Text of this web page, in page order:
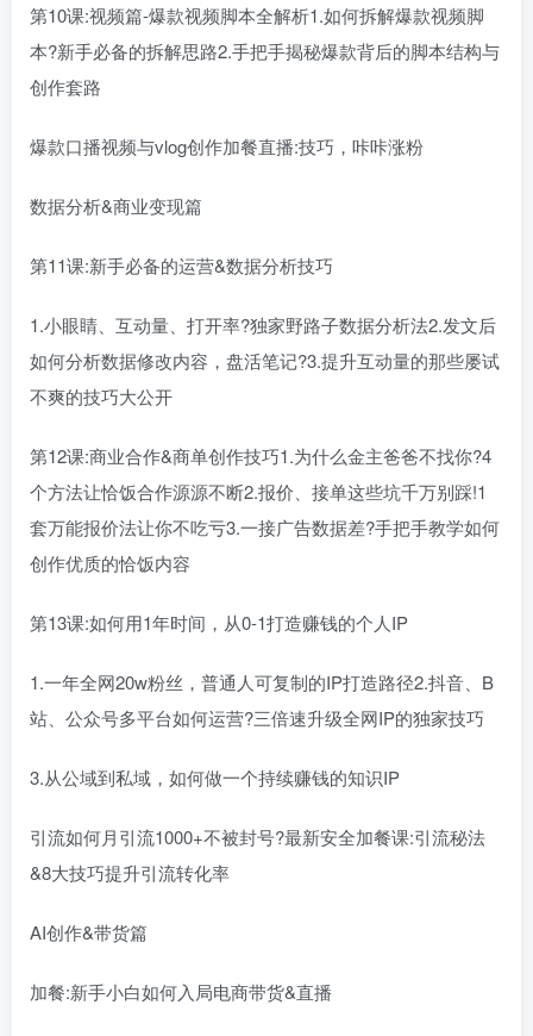
第10课:视频篇-爆款视频脚本全解析1.如何拆解爆款视频脚
本?新手必备的拆解思路2.手把手揭秘爆款背后的脚本结构与
创作套路
爆款口播视频与vlog创作加餐直播:技巧，咔咔涨粉
数据分析&商业变现篇
第11课:新手必备的运营&数据分析技巧
1.小眼睛、互动量、打开率?独家野路子数据分析法2.发文后
如何分析数据修改内容，盘活笔记?3.提升互动量的那些屡试
不爽的技巧大公开
第12课:商业合作&商单创作技巧1.为什么金主爸爸不找你?4
个方法让恰饭合作源源不断2.报价、接单这些坑千万别踩!1
套万能报价法让你不吃亏3.一接广告数据差?手把手教学如何
创作优质的恰饭内容
第13课:如何用1年时间，从0-1打造赚钱的个人IP
1.一年全网20w粉丝，普通人可复制的IP打造路径2.抖音、B
站、公众号多平台如何运营?三倍速升级全网IP的独家技巧
3.从公域到私域，如何做一个持续赚钱的知识IP
引流如何月引流1000+不被封号?最新安全加餐课:引流秘法
&8大技巧提升引流转化率
AI创作&带货篇
加餐:新手小白如何入局电商带货&直播